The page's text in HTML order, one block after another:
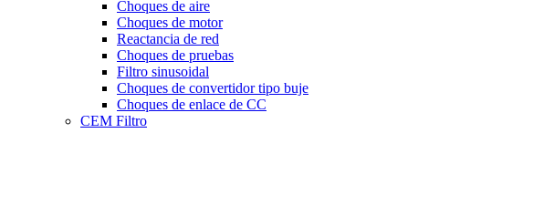
Choques de aire
Choques de motor
Reactancia de red
Choques de pruebas
Filtro sinusoidal
Choques de convertidor tipo buje
Choques de enlace de CC
CEM Filtro